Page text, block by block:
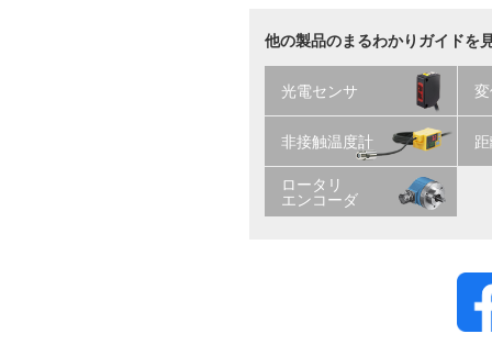
他の製品のまるわかりガイドを
光電センサ
非接触温度計
ロータリ
エンコーダ